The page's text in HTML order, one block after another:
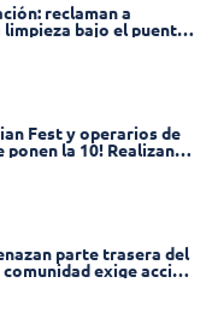
reclaman a
bajo el puente
Fest y operarios de
ponen la 10! Realizan
del Coliseo
parte trasera del
exige acción